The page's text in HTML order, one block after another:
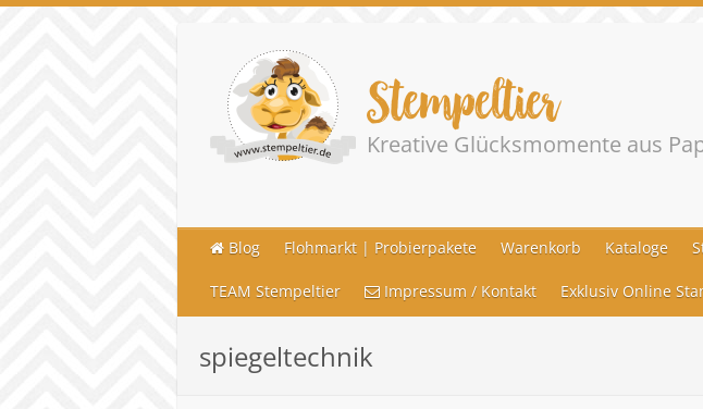
Stempeltier
Kreative Glücksmomente aus
Blog Flohmarkt | Probierpakete Warenkorb Kataloge
TEAM Stempeltier Impressum / Kontakt Exklusiv Online
spiegeltechnik